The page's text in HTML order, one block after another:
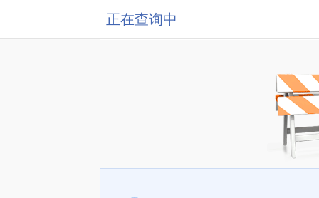
正在查询中